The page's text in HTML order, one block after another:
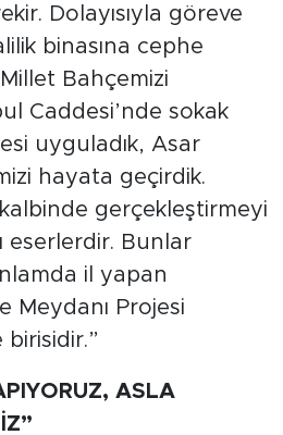
Dolayısıyla göreve
binasına cephe
Bahçemizi
Caddesi’nde sokak
uyguladık, Asar
hayata geçirdik.
gerçekleştirmeyi
eserlerdir. Bunlar
il yapan
Meydanı Projesi
ASLA